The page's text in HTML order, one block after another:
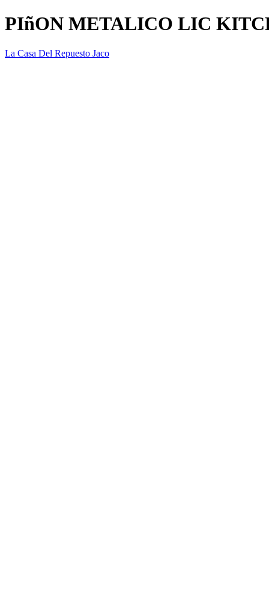
PIñON METALICO LIC
La Casa Del Repuesto Jaco